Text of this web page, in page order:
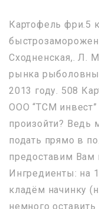
Картофель фри.5
Сходненская,. Л.
рынка
2013 году. 508
ООО “ТСМ
произойти? Ведь
подать прямо в
предоставим Вам
Ингредиенты: на
кладём начинку
немного